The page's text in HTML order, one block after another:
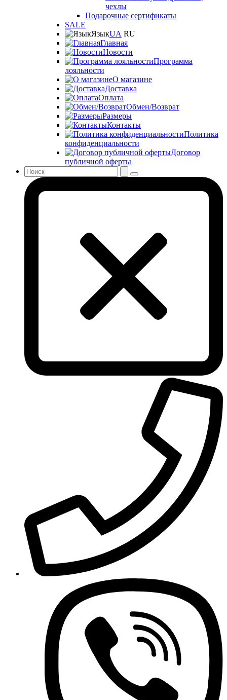
чехлы
Подарочные сертификаты
SALE
ЯзыкUA RU
Главная
Новости
Программа
лояльности
О магазине
Доставка
Оплата
Обмен/Возврат
Размеры
Контакты
Политика
конфиденциальности
Договор
публичной оферты